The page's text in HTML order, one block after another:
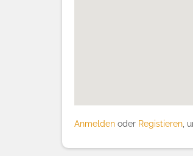
Anmelden oder Registieren,